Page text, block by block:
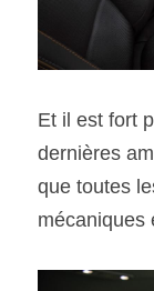
Et il est fort
dernières
que toutes
mécaniques